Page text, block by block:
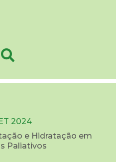
2024
e Hidratação em
Paliativos